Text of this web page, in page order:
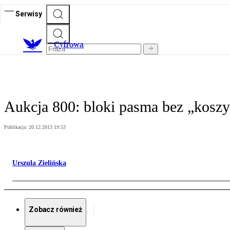
Serwisy
Cyfrowa
Aukcja 800: bloki pasma bez
Publikacja: 20.12.2013 19:53
Urszula Zielińska
Zobacz również